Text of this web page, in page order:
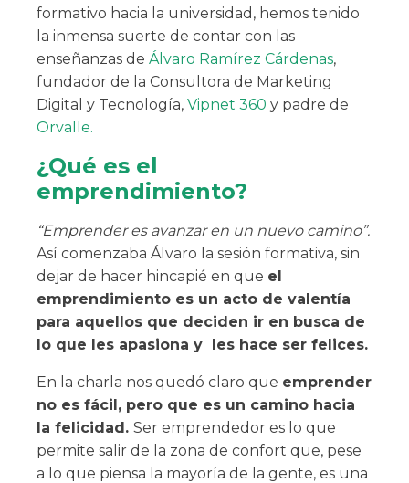
formativo hacia la universidad, hemos tenido
la inmensa suerte de contar con las
enseñanzas de Álvaro Ramírez Cárdenas,
fundador de la Consultora de Marketing
Digital y Tecnología, Vipnet 360 y padre de
Orvalle.
¿Qué es el
emprendimiento?
“Emprender es avanzar en un nuevo camino”.
Así comenzaba Álvaro la sesión formativa, sin
dejar de hacer hincapié en que el
emprendimiento es un acto de valentía
para aquellos que deciden ir en busca de
lo que les apasiona y les hace ser felices.
En la charla nos quedó claro que emprender
no es fácil, pero que es un camino hacia
la felicidad. Ser emprendedor es lo que
permite salir de la zona de confort que, pese
a lo que piensa la mayoría de la gente, es una